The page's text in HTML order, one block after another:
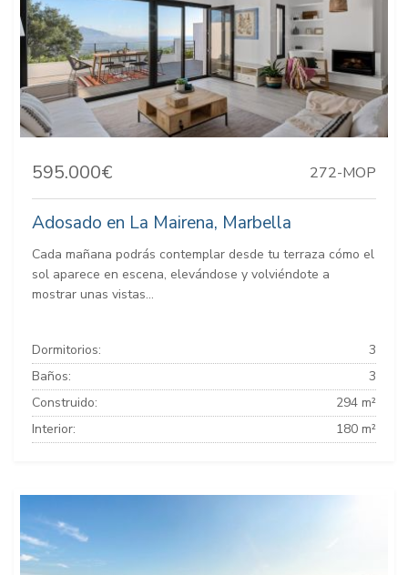
595.000€ 272-MOP
Adosado en La Mairena, Marbella
Cada mañana podrás contemplar desde tu terraza cómo el
sol aparece en escena, elevándose y volviéndote a
mostrar unas vistas...
Dormitorios:
3
Baños:
3
Construido:
294 m²
Interior:
180 m²